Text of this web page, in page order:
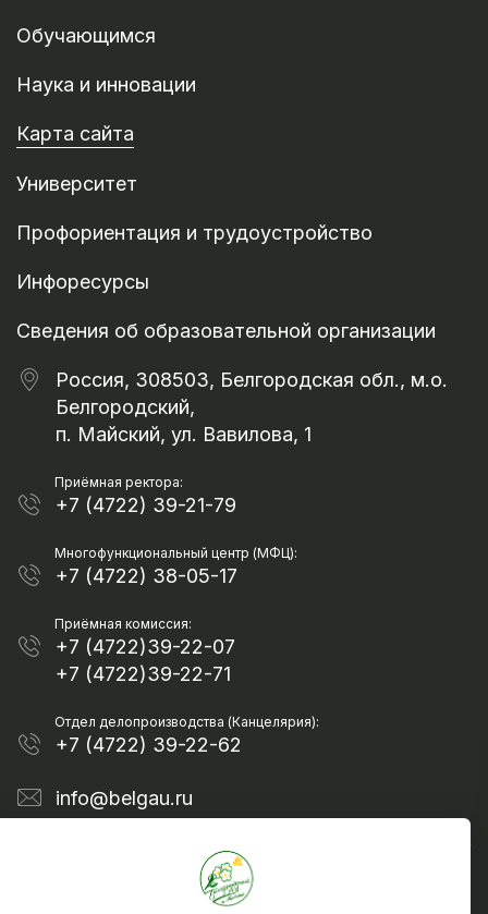
Обучающимся
Наука и инновации
Карта сайта
Университет
Профориентация и трудоустройство
Инфоресурсы
Сведения об образовательной организации
Россия, 308503, Белгородская обл., м.о.
Белгородский,
п. Майский, ул. Вавилова, 1
Приёмная ректора:
+7 (4722) 39-21-79
Многофункциональный центр (МФЦ):
+7 (4722) 38-05-17
Приёмная комиссия:
+7 (4722)39-22-07
+7 (4722)39-22-71
Отдел делопроизводства (Канцелярия):
+7 (4722) 39-22-62
info@belgau.ru